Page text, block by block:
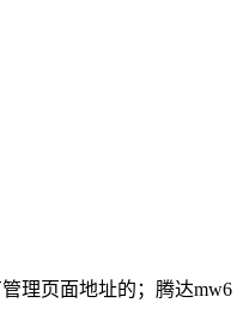
理页面地址的；腾达mw6